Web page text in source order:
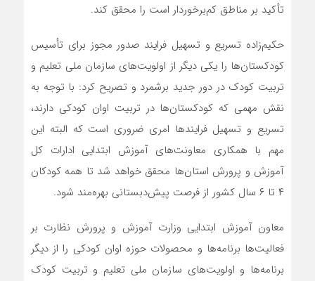
تأکید بر مناطق کم‌برخوردار است را محقق کند.
حکیم‌زاده تسریع و تسهیل فرایند صدور مجوز برای تأسیس
کودکستان‌ها را یکی دیگر از اولویت‌های سازمان ملی تعلیم و
تربیت کودک در دور جدید برشمرد و تصریح کرد: با توجه به
نقش مهمی که کودکستان‌ها در تربیت اوان کودکی دارند،
تسریع و تسهیل فرایندها امری ضروری است که البته این
مهم با همکاری معاونت‌های آموزش ابتدایی ادارات کل
آموزش و پرورش استان‌ها محقق خواهد شد تا همه کودکان
۴ تا ۶ سال کشور از فرصت پیش‌دبستانی بهره‌مند شود.
معاون آموزش ابتدایی وزارت آموزش و پرورش نظارت بر
فعالیت‌ها برنامه‌ها و محصولات حوزه اوان کودکی را از دیگر
برنامه‌ها و اولویت‌های سازمان ملی تعلیم و تربیت کودک